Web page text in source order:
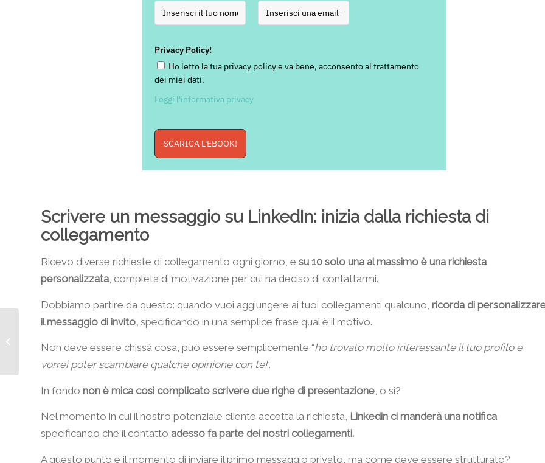
Privacy Policy!
Ho letto la tua privacy policy e va bene, acconsento al trattamento
dei miei dati.
Leggi l'informativa privacy
SCARICA L'EBOOK!
Scrivere un messaggio su LinkedIn: inizia dalla richiesta di
collegamento
Ricevo diverse richieste di collegamento ogni giorno, e su 10 solo una al massimo è una richiesta
personalizzata, completa di motivazione per cui ha deciso di contattarmi.
Dobbiamo partire da questo: quando vuoi aggiungere ai tuoi collegamenti qualcuno, ricorda di
il messaggio di invito, specificando in una semplice frase qual è il motivo.
Non deve essere chissà cosa, può essere semplicemente “ho trovato molto interessante il tuo profilo e
vorrei poter scambiare qualche opinione con te!“.
In fondo non è mica così complicato scrivere due righe di presentazione , o si?
Nel momento in cui il nostro potenziale cliente accetta la richiesta, Linkedin ci manderà una notifica
specificando che il contatto adesso fa parte dei nostri collegamenti.
A questo punto è il momento di inviare il primo messaggio privato, ma come deve essere strutturato?
Linkedin SEO: cosa fare
per triplicare le visite al